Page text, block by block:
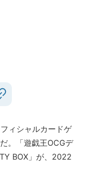
ィシャルカードゲ
。「遊戯王OCGデ
BOX」が、2022